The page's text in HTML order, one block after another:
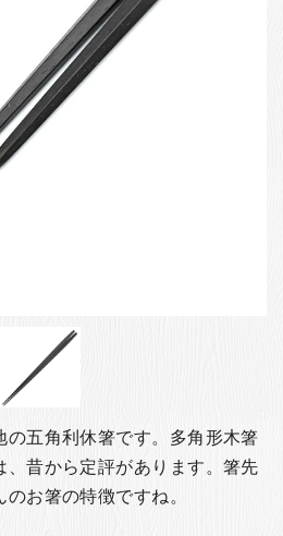
の五角利休箸です。多角形木箸
昔から定評があります。 箸先
お箸の特徴ですね。